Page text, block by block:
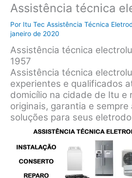
Assistência técnica
Por Itu Tec Assistência Técnica
janeiro de 2020
Assistência técnica
1957
Assistência técnica
experientes e qualificados
domicílio na cidade de Itu e
originais, garantia e sempre
soluções para seus